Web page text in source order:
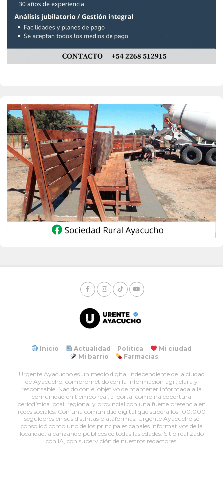
Inicio Actualidad Politica
Mi ciudad
Mi barrio
Farmacias
Urgente Ayacucho es un medio digital independiente de la ciudad
de Ayacucho, comprometido con la información ágil, clara y
responsable. Nacido con el objetivo de mantener informada a la
comunidad en tiempo real, el portal combina cobertura
periodística local, regional y provincial con una fuerte presencia en
redes sociales. Con una comunidad digital que supera los 100.000
seguidores en sus distintas plataformas, Urgente Ayacucho se
consolidó como uno de los principales canales informativos de la
localidad, alcanzando públicos de todas las edades. Sitio realizado
con IA, con supervición de nuestros redactores.